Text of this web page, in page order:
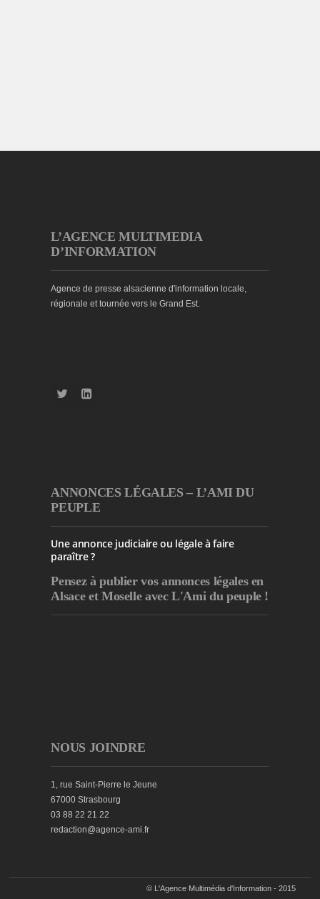
L’AGENCE MULTIMEDIA
D’INFORMATION
Agence de presse alsacienne d'information locale,
régionale et tournée vers le Grand Est.
ANNONCES LÉGALES – L’AMI DU
PEUPLE
Une annonce judiciaire ou légale à faire
paraître ?
Pensez à publiervos annonces légales en
Alsace et Moselle avec L'Ami du peuple !
NOUS JOINDRE
1, rue Saint-Pierre le Jeune
67000 Strasbourg
03 88 22 21 22
redaction@agence-ami.fr
© L'Agence Multimédia d'Information - 2015